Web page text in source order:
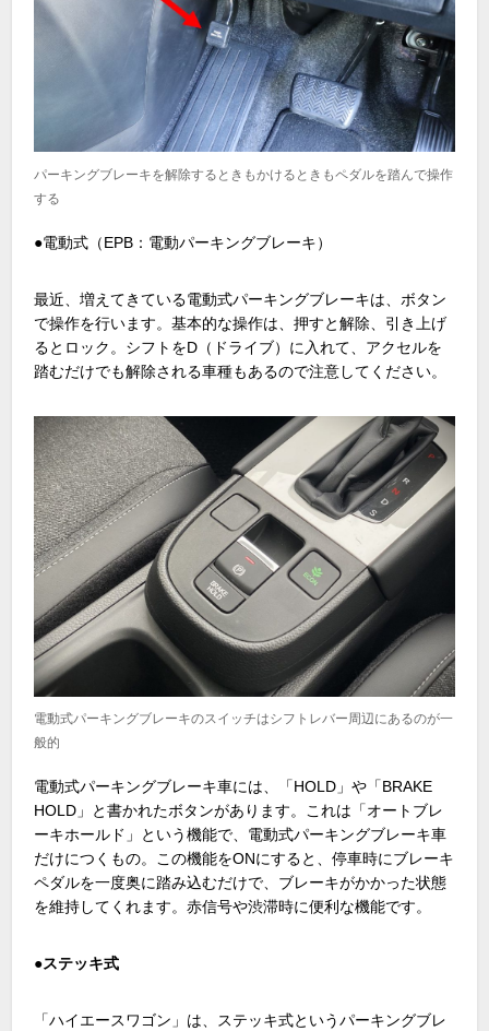
パーキングブレーキを解除するときもかけるときもペダルを踏んで操作
する
●電動式（EPB：電動パーキングブレーキ）
最近、増えてきている電動式パーキングブレーキは、ボタン
で操作を行います。基本的な操作は、押すと解除、引き上げ
るとロック。シフトをD（ドライブ）に入れて、アクセルを
踏むだけでも解除される車種もあるので注意してください。
電動式パーキングブレーキのスイッチはシフトレバー周辺にあるのが一
般的
電動式パーキングブレーキ車には、「HOLD」や「BRAKE
HOLD」と書かれたボタンがあります。これは「オートブレ
ーキホールド」という機能で、電動式パーキングブレーキ車
だけにつくもの。この機能をONにすると、停車時にブレーキ
ペダルを一度奥に踏み込むだけで、ブレーキがかかった状態
を維持してくれます。赤信号や渋滞時に便利な機能です。
●ステッキ式
「ハイエースワゴン」は、ステッキ式というパーキングブレ